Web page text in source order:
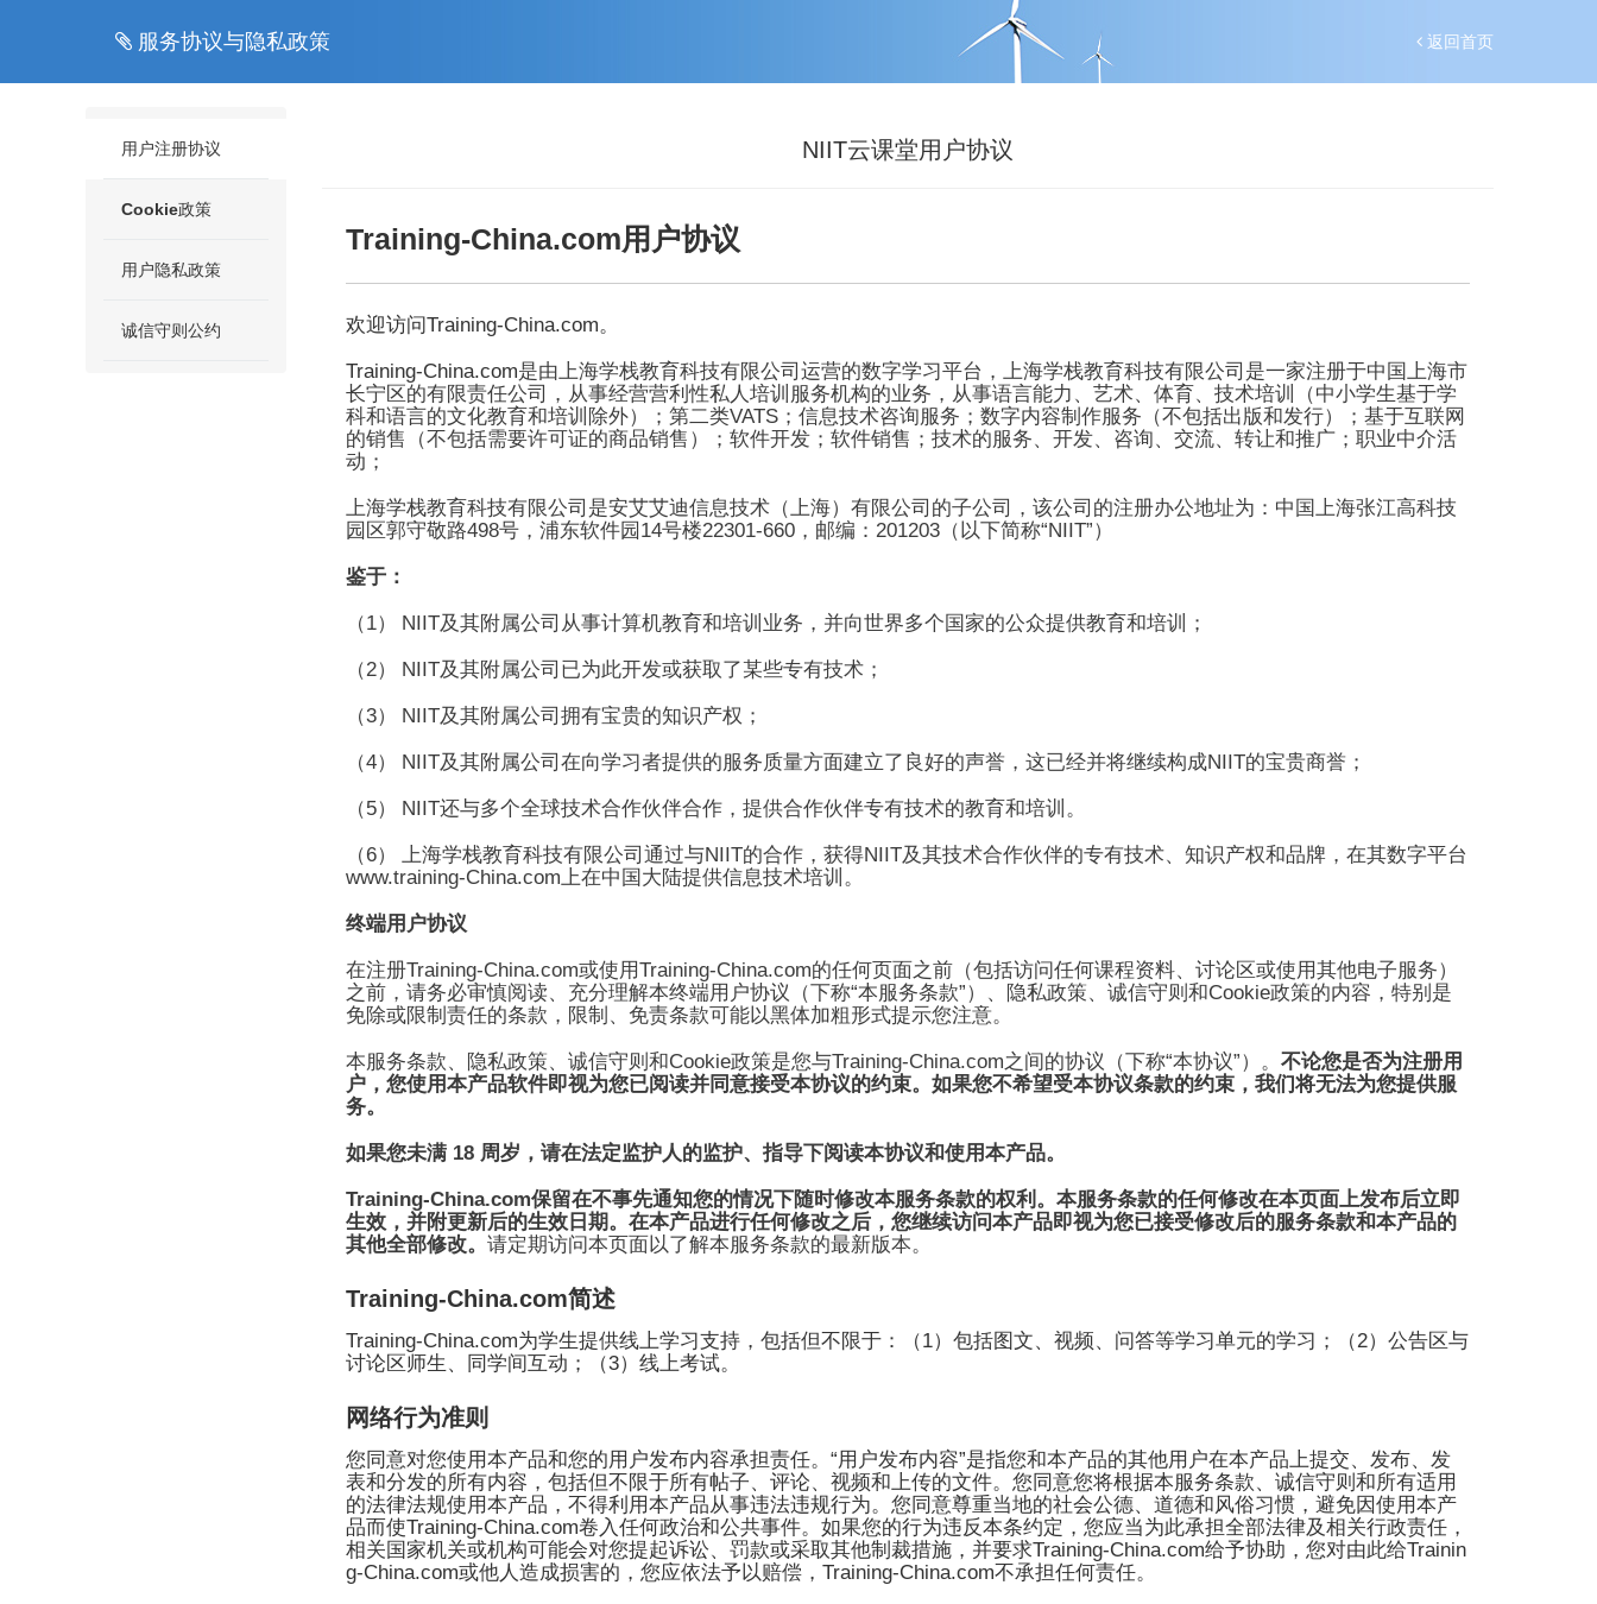
返回首页
服务协议与隐私政策
用户注册协议
Cookie政策
用户隐私政策
诚信守则公约
NIIT云课堂用户协议
Training-China.com用户协议
欢迎访问Training-China.com。
Training-China.com是由上海学栈教育科技有限公司运营的数字学习平台，上海学栈教育科技有限公司是一家注册于中国上海市
长宁区的有限责任公司，从事经营营利性私人培训服务机构的业务，从事语言能力、艺术、体育、技术培训（中小学生基于学
科和语言的文化教育和培训除外）；第二类VATS；信息技术咨询服务；数字内容制作服务（不包括出版和发行）；基于互联网
的销售（不包括需要许可证的商品销售）；软件开发；软件销售；技术的服务、开发、咨询、交流、转让和推广；职业中介活
动；
上海学栈教育科技有限公司是安艾艾迪信息技术（上海）有限公司的子公司 ，该公司的注册办公地址为：中国上海张江高科技
园区郭守敬路498号，浦东软件园 14号楼22301-660，邮编： 201203（以下简称“NIIT”）
鉴于：
（1） NIIT及其附属公司从事计算机教育和培训业务，并向世界多个国家的公众提供教育和培训；
（2） NIIT及其附属公司已为此开发或获取了某些专有技术；
（3） NIIT及其附属公司拥有宝贵的知识产权；
（4） NIIT及其附属公司在向学习者提供的服务质量方面建立了良好的声誉，这已经并将继续构成NIIT的宝贵商誉；
（5） NIIT还与多个全球技术合作伙伴合作，提供合作伙伴专有技术的教育和培训。
（6） 上海学栈教育科技有限公司通过与NIIT的合作，获得NIIT及其技术合作伙伴的专有技术、知识产权和品牌，在其数字平台
www.training-China.com上在中国大陆提供信息技术培训。
终端用户协议
在注册Training-China.com或使用Training-China.com的任何页面之前（包括访问任何课程资料、讨论区或使用其他电子服务）
之前，请务必审慎阅读、充分理解本终端用户协议（下称“本服务条款”）、隐私政策、诚信守则和Cookie政策的内容，特别是
免除或限制责任的条款，限制、免责条款可能以黑体加粗形式提示您注意。
本服务条款、隐私政策、诚信守则和Cookie政策是您与Training-China.com之间的协议（下称“本协议”）。 不论您是否为注册用
户，您使用本产品软件即视为您已阅读并同意接受本协议的约束。如果您不希望受本协议条款的约束，我们将无法为您提供服
务。
如果您未满18 周岁，请在法定监护人的监护、指导下阅读本协议和使用本产品。
Training-China.com保留在不事先通知您的情况下随时修改本服务条款的权利。本服务条款的任何修改在本页面上发布后立即
生效，并附更新后的生效日期。在本产品进行任何修改之后，您继续访问本产品即视为您已接受修改后的服务条款和本产品的
其他全部修改。 请定期访问本页面以了解本服务条款的最新版本。
Training-China.com简述
Training-China.com为学生提供线上学习支持，包括但不限于：（1）包括图文、视频、 问答等学习单元的学习；（2）公告区与
讨论区师生、同学间互动；（3）线上考试。
网络行为准则
您同意对您使用本产品和您的用户发布内容承担责任。 “用户发布内容”是指您和本产品的其他用户在本产品上提交、发布、发
表和分发的所有内容，包括但不限于所有帖子、评论、视频和上传的文件。您同意您将根据本服务条款、诚信守则和所有适用
的法律法规使用本产品，不得利用本产品从事违法违规行为。您同意尊重当地的社会公德、道德和风俗习惯，避免因使用本产
品而使Training-China.com卷入任何政治和公共事件。如果您的行为违反本条约定，您应当为此承担全部法律及相关行政责任，
相关国家机关或机构可能会对您提起诉讼、罚款或采取其他制裁措施，并要求Training-China.com给予协助，您对由此给Trainin
g-China.com或他人造成损害的，您应依法予以赔偿， Training-China.com不承担任何责任。